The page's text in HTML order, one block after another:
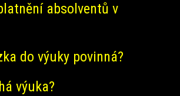
absolventů v
do výuky povinná?
výuka?